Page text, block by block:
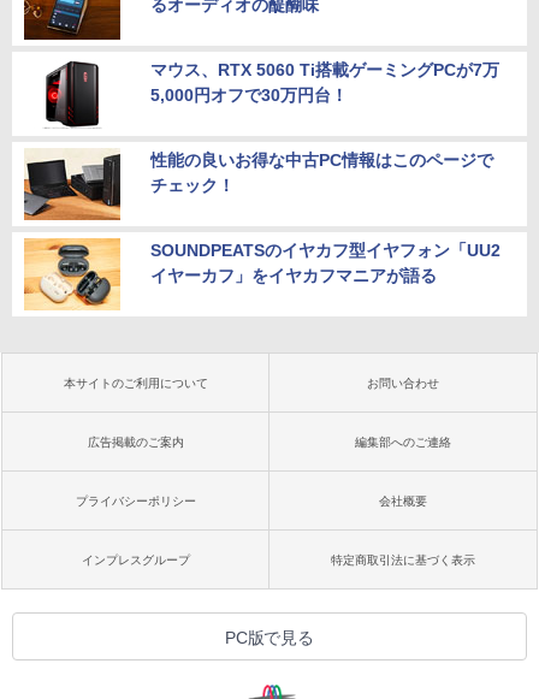
るオーディオの醍醐味
マウス、RTX 5060 Ti搭載ゲーミングPCが7万
5,000円オフで30万円台！
性能の良いお得な中古PC情報はこのページで
チェック！
SOUNDPEATSのイヤカフ型イヤフォン「UU2
イヤーカフ」をイヤカフマニアが語る
本サイトのご利用について お問い合わせ
広告掲載のご案内 編集部へのご連絡
プライバシーポリシー 会社概要
インプレスグループ 特定商取引法に基づく表示
PC版で見る